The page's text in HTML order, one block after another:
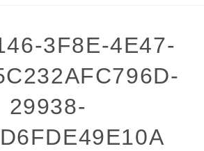
3F8E-4E47-
29938-